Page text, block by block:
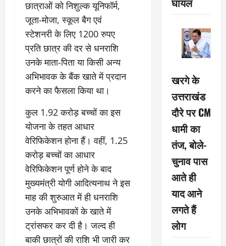
छात्राओं को निशुल्क यूनिफॉर्म,
जूता-मोजा, स्कूल बैग एवं
स्टेशनरी के लिए 1200 रुपए
प्रति छात्र की दर से धनराशि
उनके माता-पिता या किसी अन्य
अभिभावक के बैंक खाते में प्रदान
करने का फैसला किया था।
कुल 1.92 करोड़ बच्चों का इस
योजना के तहत आधार
वेरिफिकेशन होना हैं। वहीं, 1.25
करोड़ बच्चों का आधार
वेरिफिकेशन पूर्ण होने के बाद
मुख्यमंत्री योगी आदित्यनाथ ने इस
माह की शुरुआत में ही धनराशि
उनके अभिभावकों के खाते में
ट्रांसफर कर दी है। जल्द ही
बाकी छात्रों की राशि भी जारी कर
खरगे के
उत्तराखंड
दौरे पर CM
धामी का
तंज, बोले-
चुनाव पास
आते ही
याद आने
लगते हैं
लोग